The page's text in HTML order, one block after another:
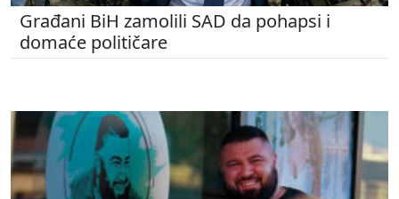
Građani BiH zamolili SAD da pohapsi i
domaće političare